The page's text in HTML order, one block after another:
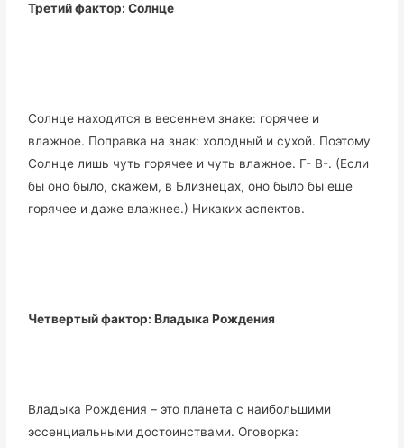
Третий фактор: Солнце
Солнце находится в весеннем знаке: горячее и
влажное. Поправка на знак: холодный и сухой. Поэтому
Солнце лишь чуть горячее и чуть влажное. Г- В-. (Если
бы оно было, скажем, в Близнецах, оно было бы еще
горячее и даже влажнее.) Никаких аспектов.
Четвертый фактор: Владыка Рождения
Владыка Рождения – это планета с наибольшими
эссенциальными достоинствами. Оговорка: